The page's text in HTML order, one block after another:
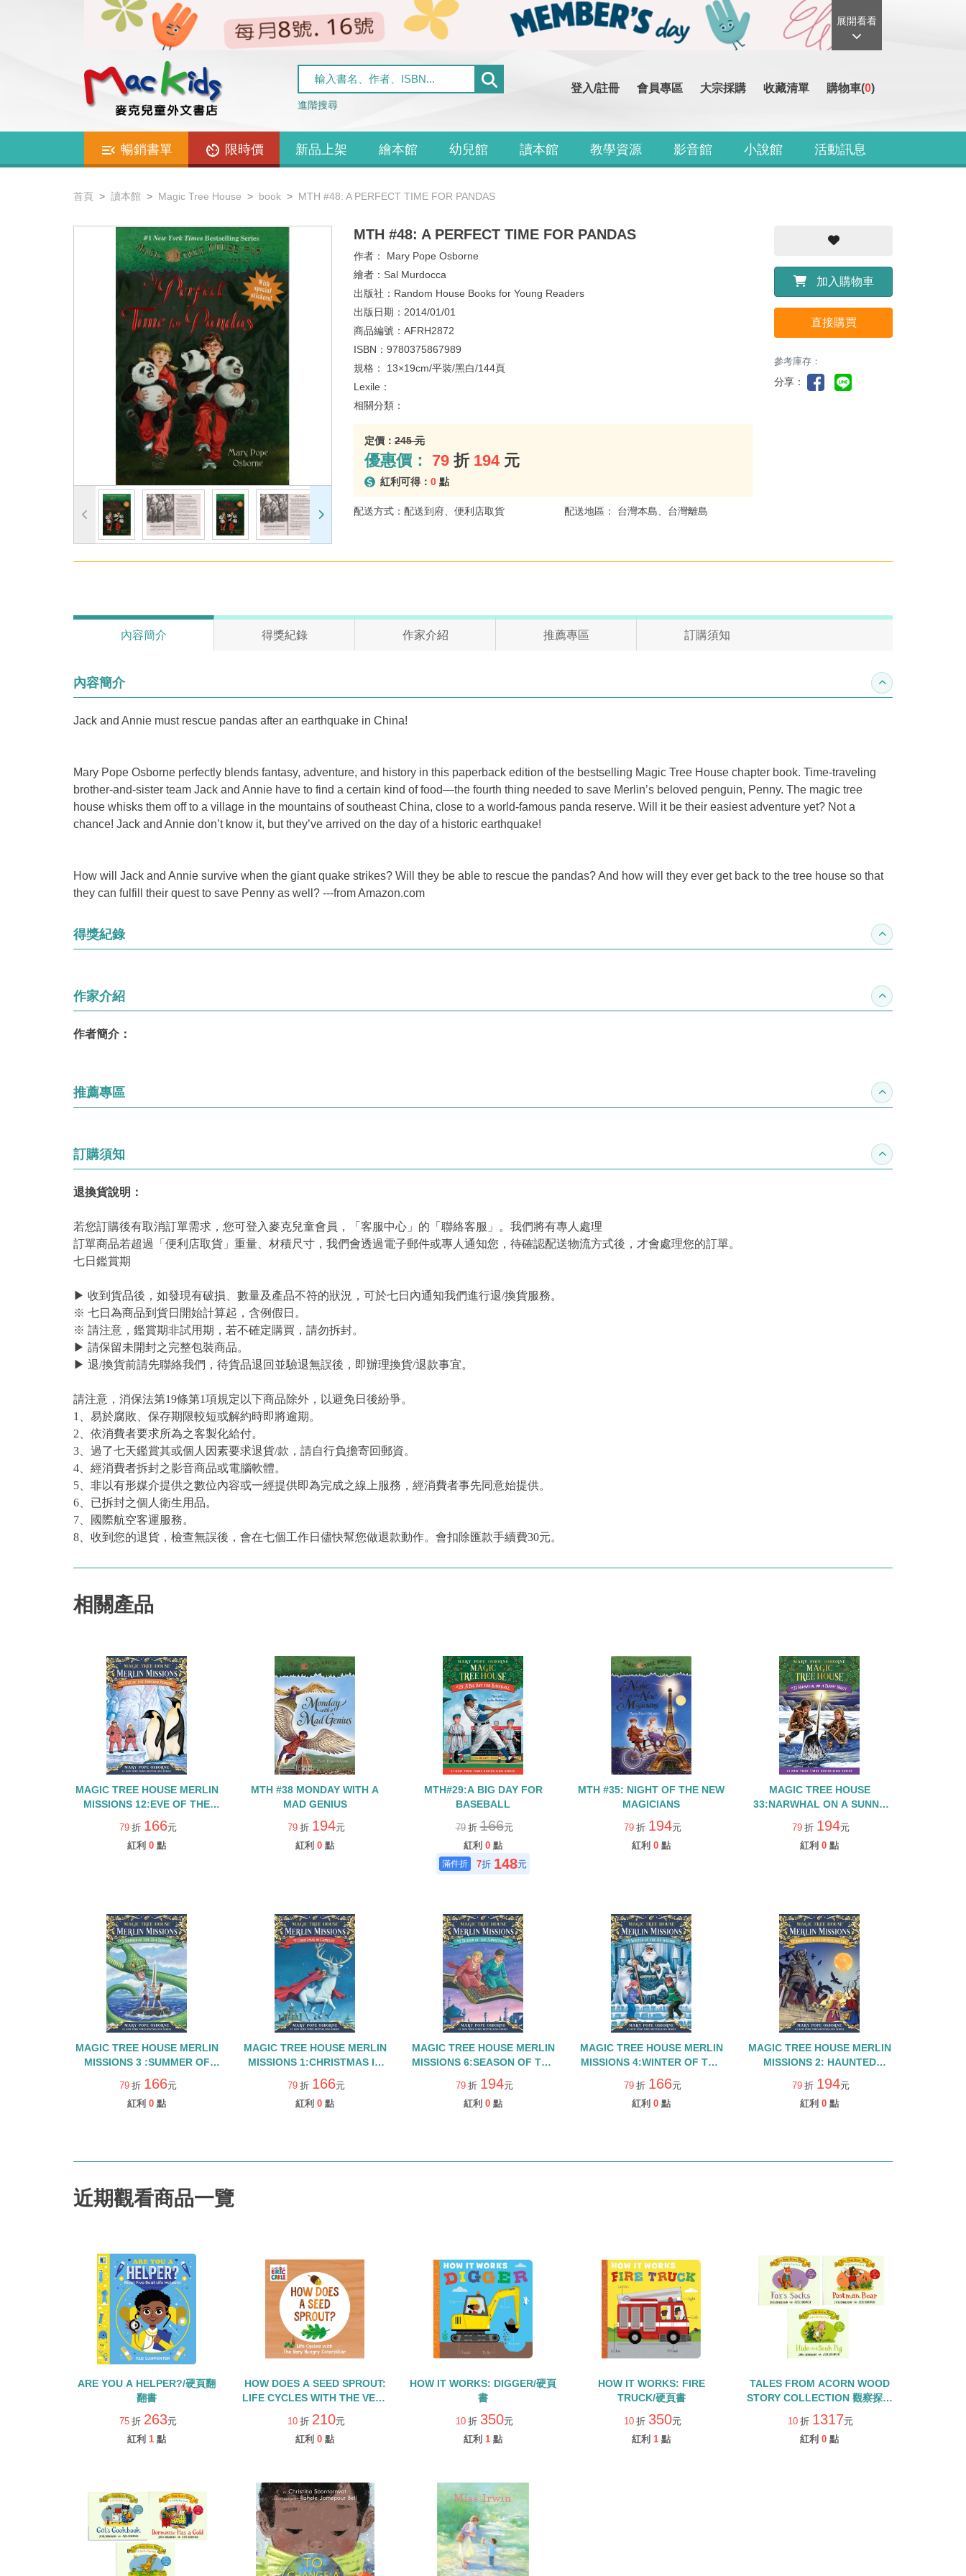
展開看看
進階搜尋
登入/註冊 會員專區 大宗採購 收藏清單 購物車(0)
暢銷書單 限時價 新品上架 繪本館 幼兒館 讀本館 教學資源 影音館 小說館 活動訊息
首頁 讀本館 Magic Tree House book MTH #48: A PERFECT TIME FOR PANDAS
MTH #48: A PERFECT TIME FOR PANDAS
作者： Mary Pope Osborne
繪者： Sal Murdocca
出版社： Random House Books for Young Readers
出版日期： 2014/01/01
商品編號： AFRH2872
ISBN： 9780375867989
規格： 13×19cm/平裝/黑白/144頁
Lexile：
相關分類：
定價： 245 元
優惠價： 79 折 194 元
紅利可得： 0 點
配送方式：配送到府、便利店取貨 配送地區： 台灣本島、台灣離島
加入購物車
直接購買
參考庫存：
分享：
內容簡介 得獎紀錄 作家介紹 推薦專區 訂購須知
內容簡介 收合內容簡介
Jack and Annie must rescue pandas after an earthquake in China!
Mary Pope Osborne perfectly blends fantasy, adventure, and history in this paperback edition of the bestselling Magic Tree House chapter book. Time-traveling
brother-and-sister team Jack and Annie have to find a certain kind of food—the fourth thing needed to save Merlin’s beloved penguin, Penny. The magic tree
house whisks them off to a village in the mountains of southeast China, close to a world-famous panda reserve. Will it be their easiest adventure yet? Not a
chance! Jack and Annie don’t know it, but they’ve arrived on the day of a historic earthquake!
How will Jack and Annie survive when the giant quake strikes? Will they be able to rescue the pandas? And how will they ever get back to the tree house so that
they can fulfill their quest to save Penny as well? ---from Amazon.com
得獎紀錄 收合得獎紀錄
作家介紹 收合作家介紹
作者簡介：
推薦專區 收合推薦專區
訂購須知 收合訂購須知
退換貨說明：
若您訂購後有取消訂單需求，您可登入麥克兒童會員，「客服中心」的「聯絡客服」。我們將有專人處理
訂單商品若超過「便利店取貨」重量、材積尺寸，我們會透過電子郵件或專人通知您，待確認配送物流方式後，才會處理您的訂單。
七日鑑賞期
▶ 收到貨品後，如發現有破損、數量及產品不符的狀況，可於七日內通知我們進行退/換貨服務。
※ 七日為商品到貨日開始計算起，含例假日。
※ 請注意，鑑賞期非試用期，若不確定購買，請勿拆封。
▶ 請保留未開封之完整包裝商品。
▶ 退/換貨前請先聯絡我們，待貨品退回並驗退無誤後，即辦理換貨/退款事宜。
請注意，消保法第19條第1項規定以下商品除外，以避免日後紛爭。
1、易於腐敗、保存期限較短或解約時即將逾期。
2、依消費者要求所為之客製化給付。
3、過了七天鑑賞其或個人因素要求退貨/款，請自行負擔寄回郵資。
4、經消費者拆封之影音商品或電腦軟體。
5、非以有形媒介提供之數位內容或一經提供即為完成之線上服務，經消費者事先同意始提供。
6、已拆封之個人衛生用品。
7、國際航空客運服務。
8、收到您的退貨，檢查無誤後，會在七個工作日儘快幫您做退款動作。會扣除匯款手續費30元。
相關產品
MAGIC TREE HOUSE MERLIN
MISSIONS 12:EVE OF THE
EMPEROR PENGUIN(原 神奇樹
屋40集)
79 折 166元
紅利 0 點
MTH #38 MONDAY WITH A
MAD GENIUS
79 折 194元
紅利 0 點
MTH#29:A BIG DAY FOR
BASEBALL
79 折166元
紅利 0 點
7折 148元
MTH #35: NIGHT OF THE NEW
MAGICIANS
79 折 194元
紅利 0 點
MAGIC TREE HOUSE
33:NARWHAL ON A SUNNY
NIGHT
79 折 194元
紅利 0 點
MAGIC TREE HOUSE MERLIN
MISSIONS 3 :SUMMER OF
THE SEA SERPENT(原神奇樹屋
31集)
79 折 166元
紅利 0 點
MAGIC TREE HOUSE MERLIN
MISSIONS 1:CHRISTMAS IN
CAMELOT(原神奇樹屋29集)
79 折 166元
紅利 0 點
MAGIC TREE HOUSE MERLIN
MISSIONS 6:SEASON OF THE
SANDSTORMS (原神奇樹屋34
集)
79 折 194元
紅利 0 點
MAGIC TREE HOUSE MERLIN
MISSIONS 4:WINTER OF THE
ICE WIZARD(原神奇樹屋32集)
79 折 166元
紅利 0 點
MAGIC TREE HOUSE MERLIN
MISSIONS 2: HAUNTED
CASTLE ON HALLOWS
EVE(原神奇樹屋30集)
79 折 194元
紅利 0 點
近期觀看商品一覽
ARE YOU A HELPER?/硬頁翻
翻書
75 折 263元
紅利 1 點
HOW DOES A SEED SPROUT:
LIFE CYCLES WITH THE VERY
HUNGRY CATERPILLAR/硬頁
書
10 折 210元
紅利 0 點
HOW IT WORKS: DIGGER/硬頁
書
10 折 350元
紅利 1 點
HOW IT WORKS: FIRE
TRUCK/硬頁書
10 折 350元
紅利 1 點
TALES FROM ACORN WOOD
STORY COLLECTION 觀察探索
組/硬頁翻翻書+QR CODE
10 折 1317元
紅利 0 點